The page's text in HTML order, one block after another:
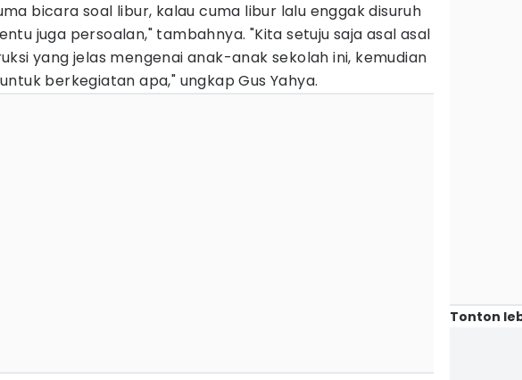
bicara soal libur, kalau cuma libur lalu enggak disuruh
juga persoalan," tambahnya. "Kita setuju saja asal asal
yang jelas mengenai anak-anak sekolah ini, kemudian
berkegiatan apa," ungkap Gus Yahya.
Tonton